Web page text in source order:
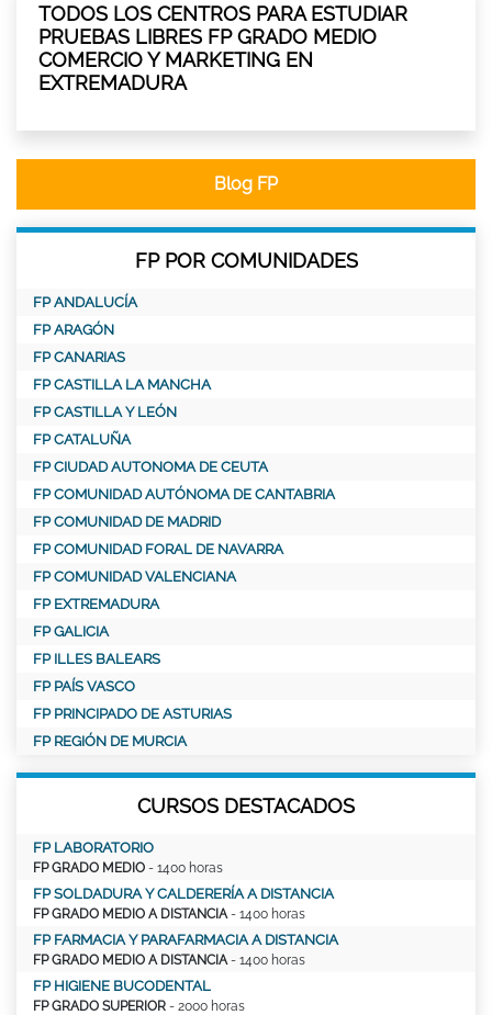
TODOS LOS CENTROS PARA ESTUDIAR
PRUEBAS LIBRES FP GRADO MEDIO
COMERCIO Y MARKETING EN
EXTREMADURA
Blog FP
FP POR COMUNIDADES
FP ANDALUCÍA
FP ARAGÓN
FP CANARIAS
FP CASTILLA LA MANCHA
FP CASTILLA Y LEÓN
FP CATALUÑA
FP CIUDAD AUTONOMA DE CEUTA
FP COMUNIDAD AUTÓNOMA DE CANTABRIA
FP COMUNIDAD DE MADRID
FP COMUNIDAD FORAL DE NAVARRA
FP COMUNIDAD VALENCIANA
FP EXTREMADURA
FP GALICIA
FP ILLES BALEARS
FP PAÍS VASCO
FP PRINCIPADO DE ASTURIAS
FP REGIÓN DE MURCIA
CURSOS DESTACADOS
FP LABORATORIO
FP GRADO MEDIO - 1400 horas
FP SOLDADURA Y CALDERERÍA A DISTANCIA
FP GRADO MEDIO A DISTANCIA - 1400 horas
FP FARMACIA Y PARAFARMACIA A DISTANCIA
FP GRADO MEDIO A DISTANCIA - 1400 horas
FP HIGIENE BUCODENTAL
FP GRADO SUPERIOR - 2000 horas